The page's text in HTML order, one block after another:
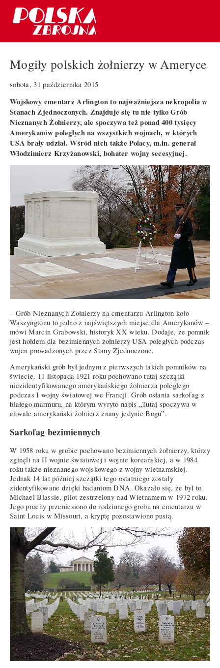
Mogiły polskich żołnierzy w Ameryce
sobota, 31 października 2015
Wojskowy cmentarz Arlington to najważniejsza nekropolia w
Stanach Zjednoczonych. Znajduje się tu nie tylko Grób
Nieznanych Żołnierzy, ale spoczywa też ponad 400 tysięcy
Amerykanów poległych na wszystkich wojnach, w których
USA brały udział. Wśród nich także Polacy, m.in. generał
Włodzimierz Krzyżanowski, bohater wojny secesyjnej.
– Grób Nieznanych Żołnierzy na cmentarzu Arlington koło
Waszyngtonu to jedno z najświętszych miejsc dla Amerykanów –
mówi Marcin Grabowski, historyk XX wieku. Dodaje, że pomnik
jest hołdem dla bezimiennych żołnierzy USA poległych podczas
wojen prowadzonych przez Stany Zjednoczone.
Amerykański grób był jednym z pierwszych takich pomników na
świecie. 11 listopada 1921 roku pochowano tutaj szczątki
niezidentyfikowanego amerykańskiego żołnierza poległego
podczas I wojny światowej we Francji. Grób osłania sarkofag z
białego marmuru, na którym wyryto napis „Tutaj spoczywa w
chwale amerykański żołnierz znany jedynie Bogu”.
Sarkofag bezimiennych
W 1958 roku w grobie pochowano bezimiennych żołnierzy, którzy
zginęli na II wojnie światowej i wojnie koreańskiej, a w 1984
roku także nieznanego wojskowego z wojny wietnamskiej.
Jednak 14 lat później szczątki tego ostatniego zostały
zidentyfikowane dzięki badaniom DNA. Okazało się, że był to
Michael Blassie, pilot zestrzelony nad Wietnamem w 1972 roku.
Jego prochy przeniesiono do rodzinnego grobu na cmentarzu w
Saint Louis w Missouri, a kryptę pozostawiono pustą.